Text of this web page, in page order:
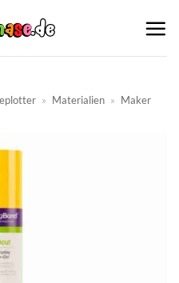
» Materialien » Maker